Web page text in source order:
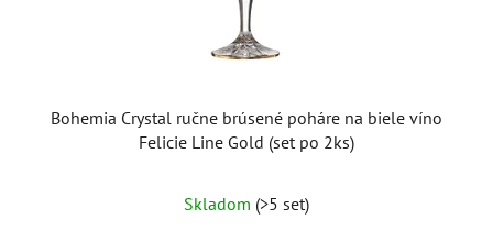
Bohemia Crystal ručne brúsené poháre na biele víno
Felicie Line Gold (set po 2ks)
Skladom (>5 set)